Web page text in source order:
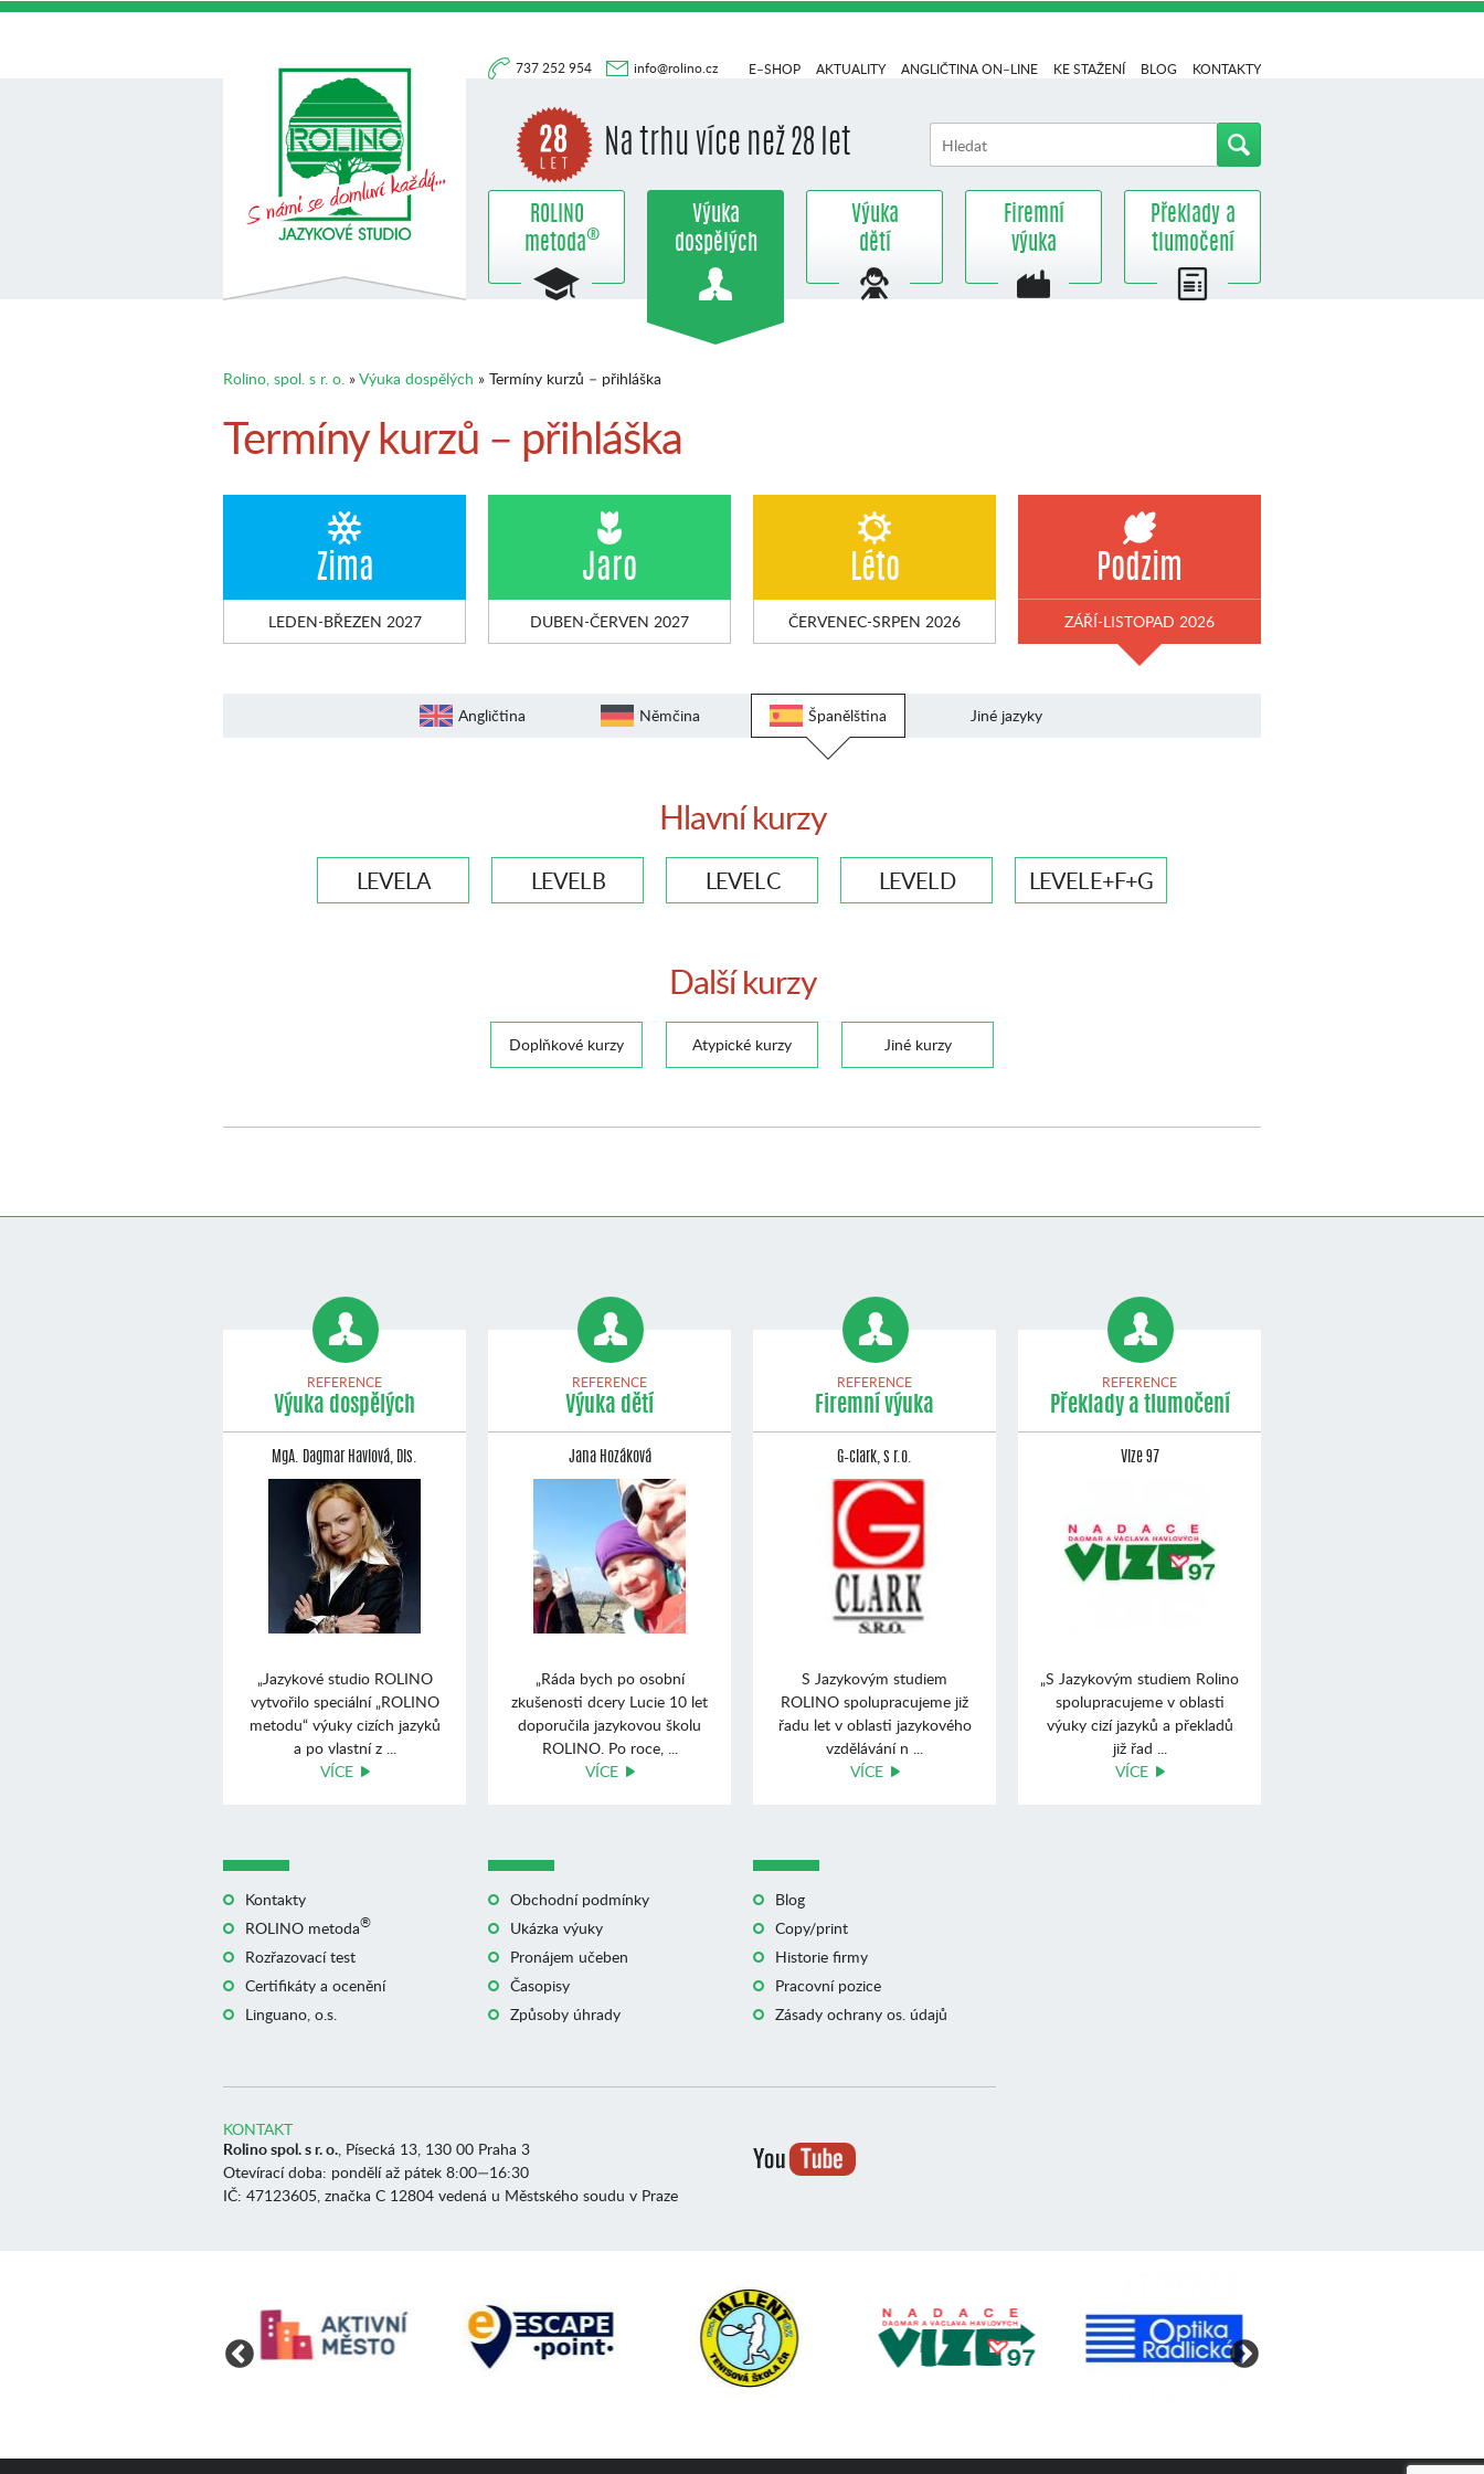
737 252 954 info@rolino.cz
Na trhu více než 28 let
E–SHOP AKTUALITY ANGLIČTINA ON–LINE KE STAŽENÍ BLOG KONTAKTY
ROLINO
metoda®
Výuka
dospělých
Výuka
dětí
Firemní
výuka
Překlady a
tlumočení
Rolino, spol. s r. o. »Výuka dospělých » Termíny kurzů – přihláška
Termíny kurzů – přihláška
Zima
LEDEN-BŘEZEN 2027
Jaro
DUBEN-ČERVEN 2027
Léto
ČERVENEC-SRPEN 2026
Podzim
ZÁŘÍ-LISTOPAD 2026
Angličtina Němčina Španělština Jiné jazyky
Hlavní kurzy
LEVEL A LEVEL B LEVEL C LEVEL D LEVEL E+F+G
Další kurzy
Doplňkové kurzy Atypické kurzy Jiné kurzy
REFERENCE
Výuka dospělých
MgA. Dagmar Havlová, Dis.
„Jazykové studio ROLINO
vytvořilo speciální „ROLINO
metodu“ výuky cizích jazyků
a po vlastní z ...
VÍCE
REFERENCE
Výuka dětí
Jana Hozáková
„Ráda bych po osobní
zkušenosti dcery Lucie 10 let
doporučila jazykovou školu
ROLINO. Po roce, ...
VÍCE
REFERENCE
Firemní výuka
G–clark, s r.o.
S Jazykovým studiem
ROLINO spolupracujeme již
řadu let v oblasti jazykového
vzdělávání n ...
VÍCE
REFERENCE
Překlady a tlumočení
Vize 97
„S Jazykovým studiem Rolino
spolupracujeme v oblasti
výuky cizí jazyků a překladů
již řad ...
VÍCE
Kontakty
ROLINO metoda®
Rozřazovací test
Certifikáty a ocenění
Linguano, o.s.
Obchodní podmínky
Ukázka výuky
Pronájem učeben
Časopisy
Způsoby úhrady
Blog
Copy/print
Historie firmy
Pracovní pozice
Zásady ochrany os. údajů
KONTAKT
Rolino spol. s r. o., Písecká 13, 130 00 Praha 3
Otevírací doba: pondělí až pátek 8:00—16:30
IČ: 47123605, značka C 12804 vedená u Městského soudu v Praze